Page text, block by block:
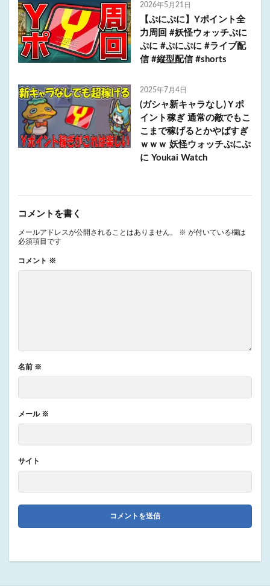
2026年5月21日
【ぷにぷに】Yポイント全
力周回 #妖怪ウォッチぷに
ぷに #ぷにぷに #ライブ配
信 #縦型配信 #shorts
2025年7月4日
(ガシャ新キャラなし)Ｙポ
イント稼ぎ 通常の敵でもこ
こまで稼げるとかやばすぎ
ｗｗｗ 妖怪ウォッチぷにぷ
に Youkai Watch
コメントを書く
メールアドレスが公開されることはありません。 ※ が付いている欄は
必須項目です
コメント ※
名前 ※
メール ※
サイト